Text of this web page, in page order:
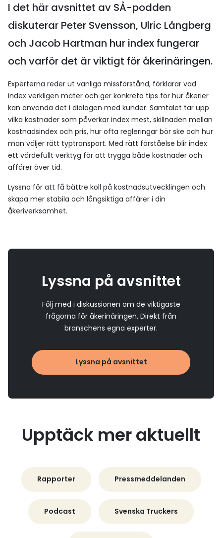
I det här avsnittet av SÅ-podden
diskuterar Peter Svensson, Ulric Långberg
och Jacob Hartman hur index fungerar
och varför det är viktigt för åkerinäringen.
Experterna reder ut vanliga missförstånd, förklarar vad
index verkligen mäter och ger konkreta tips för hur åkerier
kan använda det i dialogen med kunder. Samtalet tar upp
vilka kostnader som påverkar index mest, skillnaden mellan
kostnadsindex och pris, hur ofta regleringar bör ske och hur
man väljer rätt typtransport. Med rätt förståelse blir index
ett värdefullt verktyg för att trygga både kostnader och
affärer över tid.
Lyssna för att få bättre koll på kostnadsutvecklingen och
skapa mer stabila och långsiktiga affärer i din
åkeriverksamhet.
Lyssna på avsnittet
Följ med i diskussionen om de viktigaste
frågorna för åkerinäringen. Direkt från
branschens egna experter.
Lyssna på avsnittet
Upptäck mer aktuellt
Rapporter Pressmeddelanden
Podcast Svenska Truckers